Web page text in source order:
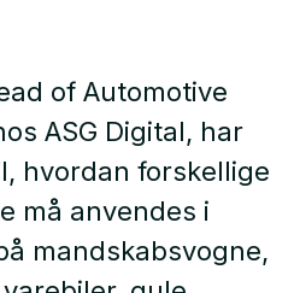
of Automotive
ASG Digital, har
hvordan forskellige
må anvendes i
mandskabsvogne,